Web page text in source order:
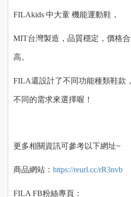
FILAkids 中大童 機能運動鞋，
MIT台灣製造，品質穩定，價格
高。
FILA還設計了不同功能種類鞋款
不同的需求來選擇喔！
更多相關資訊可參考以下網址~
商品網站： https://reurl.cc/rR3nvb
FILA FB粉絲專頁：